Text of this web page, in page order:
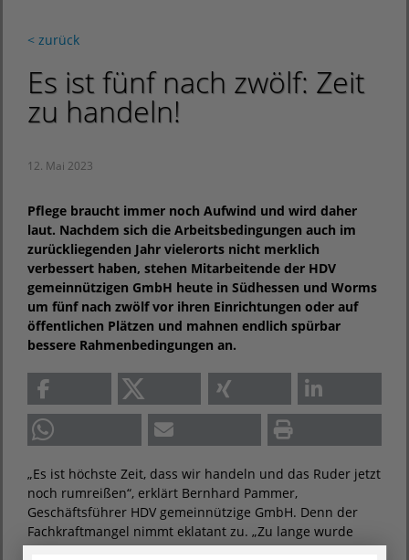
< zurück
Es ist fünf nach zwölf: Zeit
zu handeln!
12. Mai 2023
Pflege braucht immer noch Aufwind und wird daher
laut. Nachdem sich die Arbeitsbedingungen auch im
zurückliegenden Jahr vielerorts nicht merklich
verbessert haben, stehen Mitarbeitende der HDV
gemeinnützigen GmbH heute in Südhessen und Worms
um fünf nach zwölf vor ihren Einrichtungen oder auf
öffentlichen Plätzen und mahnen endlich spürbar
bessere Rahmenbedingungen an.
„Es ist höchste Zeit, dass wir handeln und das Ruder jetzt
noch rumreißen“, erklärt Bernhard Pammer,
Geschäftsführer HDV gemeinnützige GmbH. Denn der
Fachkraftmangel nimmt eklatant zu. „Zu lange wurde
applaudiert und geredet. Uns läuft die Zeit davon, der